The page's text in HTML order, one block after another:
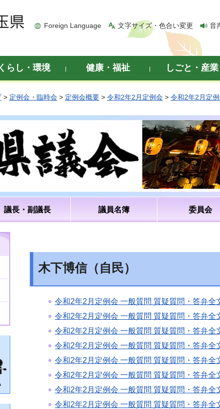
Foreign Language 文字サイズ・色合い変更 音
くらし・環境 健康・福祉 しごと・産業
> 定例会・臨時会 > 定例会概要 > 令和2年2月定例会 > 令和2年2月定
議長・副議長 議員名簿 委員会
木下博信（自民）
令和2年2月定例会 一般質問 質疑質問・答弁全
令和2年2月定例会 一般質問 質疑質問・答弁全
令和2年2月定例会 一般質問 質疑質問・答弁全
令和2年2月定例会 一般質問 質疑質問・答弁全
令和2年2月定例会 一般質問 質疑質問・答弁全
令和2年2月定例会 一般質問 質疑質問・答弁全
令和2年2月定例会 一般質問 質疑質問・答弁全
令和2年2月定例会 一般質問 質疑質問・答弁全